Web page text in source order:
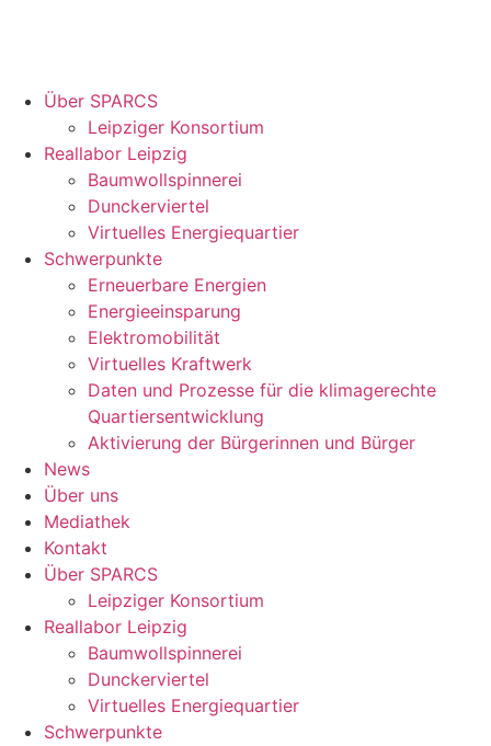
Über SPARCS
Leipziger Konsortium
Reallabor Leipzig
Baumwollspinnerei
Dunckerviertel
Virtuelles Energiequartier
Schwerpunkte
Erneuerbare Energien
Energieeinsparung
Elektromobilität
Virtuelles Kraftwerk
Daten und Prozesse für die klimagerechte
Quartiersentwicklung
Aktivierung der Bürgerinnen und Bürger
News
Über uns
Mediathek
Kontakt
Über SPARCS
Leipziger Konsortium
Reallabor Leipzig
Baumwollspinnerei
Dunckerviertel
Virtuelles Energiequartier
Schwerpunkte